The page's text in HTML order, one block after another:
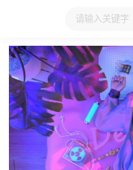
大家在看 日本动漫